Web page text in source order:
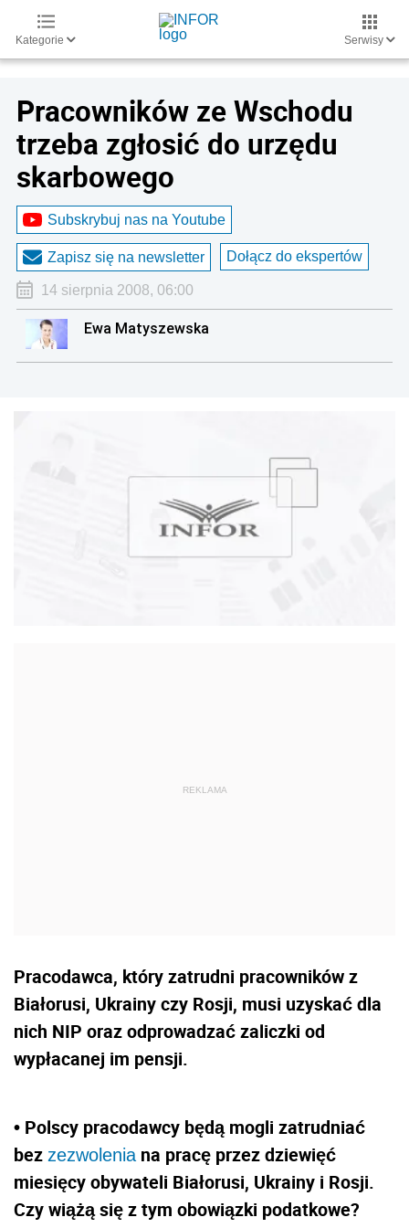
Kategorie Serwisy
Pracowników ze Wschodu
trzeba zgłosić do urzędu
skarbowego
Subskrybuj nas na Youtube
Zapisz się na newsletter Dołącz do ekspertów
14 sierpnia 2008, 06:00
Ewa Matyszewska
Pracodawca, który zatrudni pracowników z
Białorusi, Ukrainy czy Rosji, musi uzyskać dla
nich NIP oraz odprowadzać zaliczki od
wypłacanej im pensji.
• Polscy pracodawcy będą mogli zatrudniać
bez zezwoleniana pracę przez dziewięć
miesięcy obywateli Białorusi, Ukrainy i Rosji.
Czy wiążą się z tym obowiązki podatkowe?